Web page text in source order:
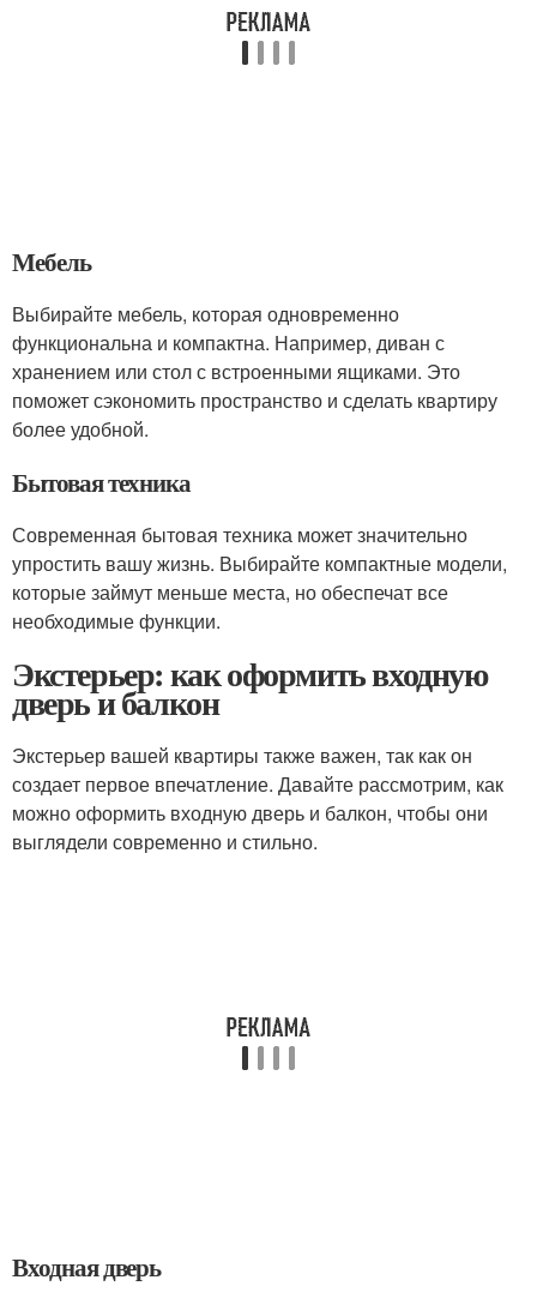
Мебель
Выбирайте мебель, которая одновременно
функциональна и компактна. Например, диван с
хранением или стол с встроенными ящиками. Это
поможет сэкономить пространство и сделать квартиру
более удобной.
Бытовая техника
Современная бытовая техника может значительно
упростить вашу жизнь. Выбирайте компактные модели,
которые займут меньше места, но обеспечат все
необходимые функции.
Экстерьер: как оформить входную
дверь и балкон
Экстерьер вашей квартиры также важен, так как он
создает первое впечатление. Давайте рассмотрим, как
можно оформить входную дверь и балкон, чтобы они
выглядели современно и стильно.
Входная дверь